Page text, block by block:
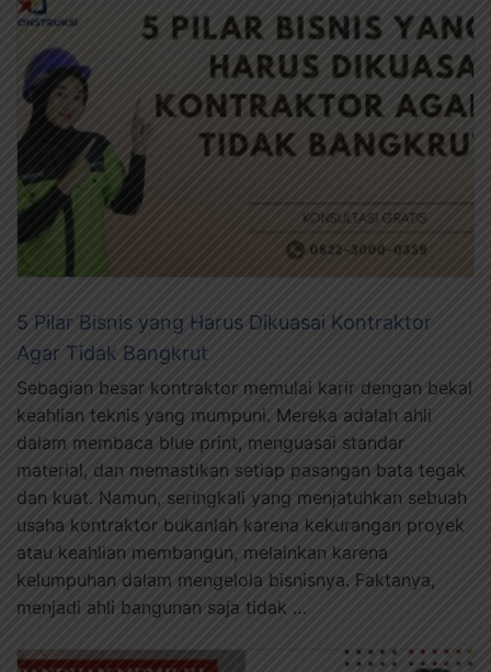
5 Pilar Bisnis yang Harus Dikuasai Kontraktor
Agar Tidak Bangkrut
Sebagian besar kontraktor memulai karir dengan bekal
keahlian teknis yang mumpuni. Mereka adalah ahli
dalam membaca blue print, menguasai standar
material, dan memastikan setiap pasangan bata tegak
dan kuat. Namun, seringkali yang menjatuhkan sebuah
usaha kontraktor bukanlah karena kekurangan proyek
atau keahlian membangun, melainkan karena
kelumpuhan dalam mengelola bisnisnya. Faktanya,
menjadi ahli bangunan saja tidak …